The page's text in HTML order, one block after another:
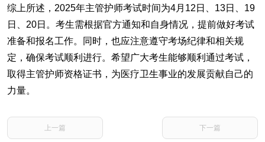
综上所述，2025年主管护师考试时间为4月12日、13日、19
日、20日。考生需根据官方通知和自身情况，提前做好考试
准备和报名工作。同时，也应注意遵守考场纪律和相关规
定，确保考试顺利进行。希望广大考生能够顺利通过考试，
取得主管护师资格证书，为医疗卫生事业的发展贡献自己的
力量。
上一篇 下一篇